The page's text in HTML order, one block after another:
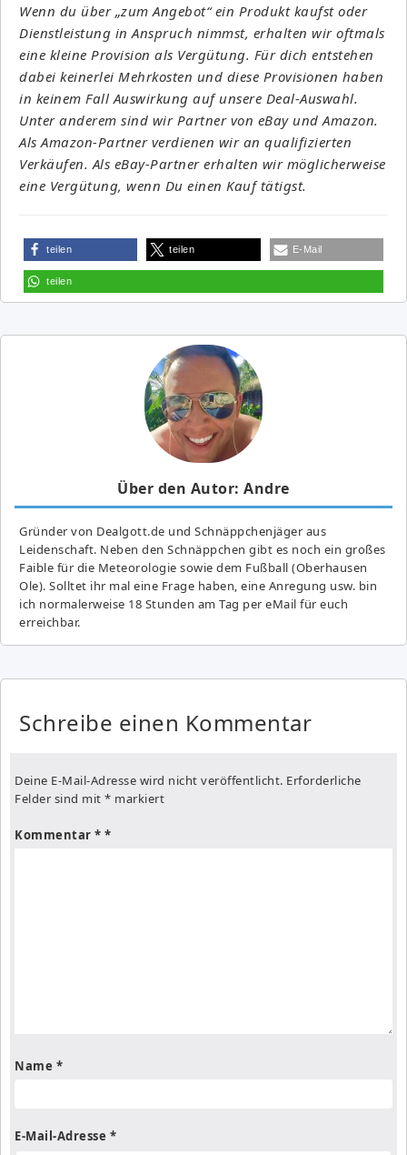
Wenn du über „zum Angebot“ ein Produkt kaufst oder
Dienstleistung in Anspruch nimmst, erhalten wir oftmals
eine kleine Provision als Vergütung. Für dich entstehen
dabei keinerlei Mehrkosten und diese Provisionen haben
in keinem Fall Auswirkung auf unsere Deal-Auswahl.
Unter anderem sind wir Partner von eBay und Amazon.
Als Amazon-Partner verdienen wir an qualifizierten
Verkäufen. Als eBay-Partner erhalten wir möglicherweise
eine Vergütung, wenn Du einen Kauf tätigst.
teilen teilen E-Mail
teilen
Über den Autor: Andre
Gründer von Dealgott.de und Schnäppchenjäger aus
Leidenschaft. Neben den Schnäppchen gibt es noch ein großes
Fai­ble für die Meteorologie sowie dem Fußball (Oberhausen
Ole). Solltet ihr mal eine Frage haben, eine Anregung usw. bin
ich normalerweise 18 Stunden am Tag per eMail für euch
erreichbar.
Schreibe einen Kommentar
Deine E-Mail-Adresse wird nicht veröffentlicht. Erforderliche
Felder sind mit * markiert
Kommentar *
Name *
E-Mail-Adresse *